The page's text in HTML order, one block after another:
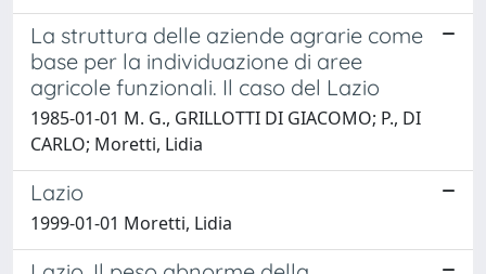
La struttura delle aziende agrarie come
base per la individuazione di aree
agricole funzionali. Il caso del Lazio
1985-01-01 M. G., GRILLOTTI DI GIACOMO; P., DI
CARLO; Moretti, Lidia
Lazio
1999-01-01 Moretti, Lidia